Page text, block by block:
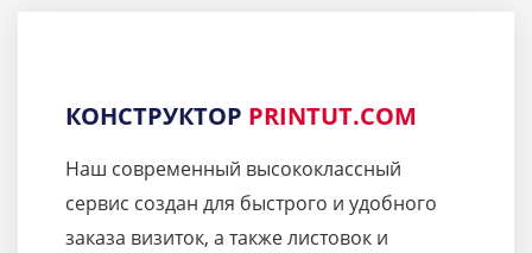
КОНСТРУКТОР PRINTUT.COM
Наш современный высококлассный
сервис создан для быстрого и удобного
заказа визиток, а также листовок и